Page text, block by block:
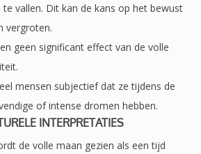
vallen. Dit kan de kans op het bewust
vergroten.
geen significant effect van de volle
mensen subjectief dat ze tijdens de
of intense dromen hebben.
INTERPRETATIES
de volle maan gezien als een tijd